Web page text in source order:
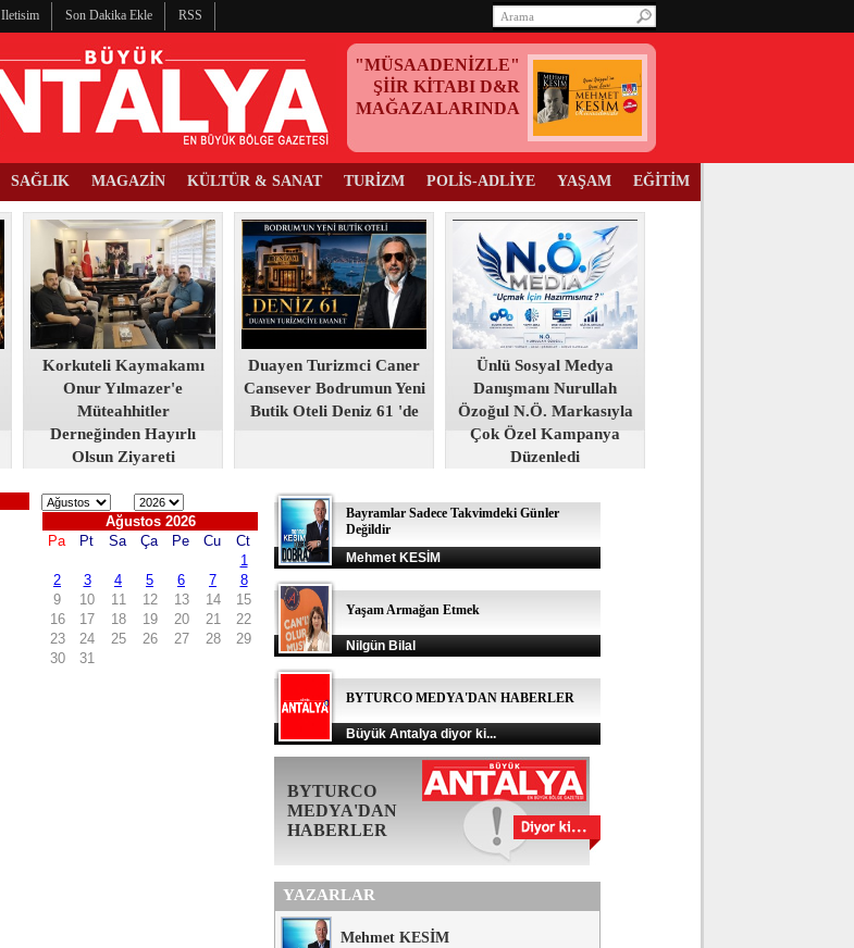
Iletisim Son Dakika Ekle RSS
"MÜSAADENİZLE"
ŞİİR KİTABI D&R
MAĞAZALARINDA
SAĞLIK MAGAZİN KÜLTÜR & SANAT TURİZM POLİS-ADLİYE YAŞAM EĞİTİM
Korkuteli Kaymakamı
Onur Yılmazer'e
Müteahhitler
Derneğinden Hayırlı
Olsun Ziyareti
Duayen Turizmci Caner
Cansever Bodrumun Yeni
Butik Oteli Deniz 61 'de
Ünlü Sosyal Medya
Danışmanı Nurullah
Özoğul N.Ö. Markasıyla
Çok Özel Kampanya
Düzenledi
Bayramlar Sadece Takvimdeki Günler
Değildir
Mehmet KESİM
Yaşam Armağan Etmek
Nilgün Bilal
BYTURCO MEDYA'DAN HABERLER
Büyük Antalya diyor ki...
BYTURCO
MEDYA'DAN
HABERLER
YAZARLAR
Mehmet KESİM